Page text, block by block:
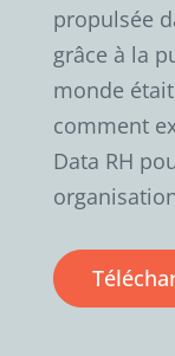
propulsée
grâce à la
monde
comment
Data RH